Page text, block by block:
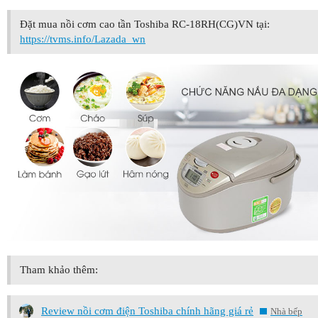
Đặt mua nồi cơm cao tần Toshiba RC-18RH(CG)VN tại:
https://tvms.info/Lazada_wn
Tham khảo thêm:
Review nồi cơm điện Toshiba chính hãng giá rẻ Nhà bếp